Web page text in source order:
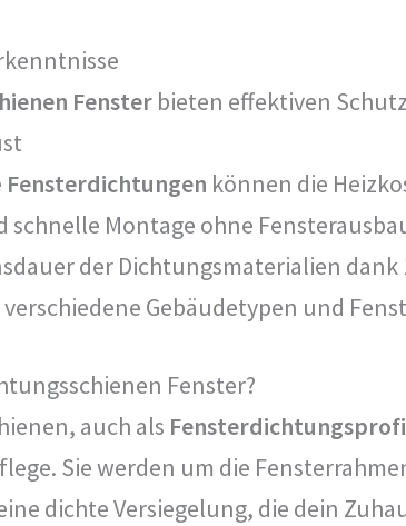
Fenster bieten effektiven
Fensterdichtungen können die
schnelle Montage ohne
der Dichtungsmaterialien dank
Gebäudetypen und
Fenster?
auch als
Sie werden um die
dichte Versiegelung, die dein